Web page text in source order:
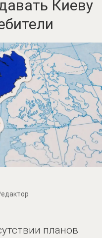
Киеву
планов